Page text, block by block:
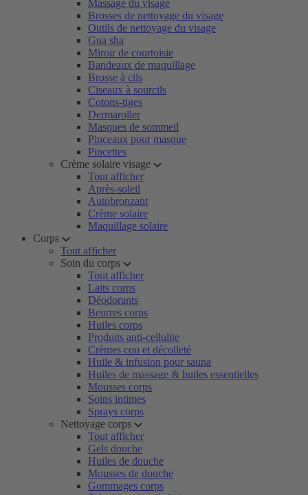
Massage du visage
Brosses de nettoyage du visage
Outils de nettoyage du visage
Gua sha
Miroir de courtoisie
Bandeaux de maquillage
Brosse à cils
Ciseaux à sourcils
Cotons-tiges
Dermaroller
Masques de sommeil
Pinceaux pour masque
Pincettes
Crème solaire visage
Tout afficher
Après-soleil
Autobronzant
Crème solaire
Maquillage solaire
Corps
Tout afficher
Soin du corps
Tout afficher
Laits corps
Déodorants
Beurres corps
Huiles corps
Produits anti-cellulite
Crèmes cou et décolleté
Huile & infusion pour sauna
Huiles de massage & huiles essentielles
Mousses corps
Soins intimes
Sprays corps
Nettoyage corps
Tout afficher
Gels douche
Huiles de douche
Mousses de douche
Gommages corps